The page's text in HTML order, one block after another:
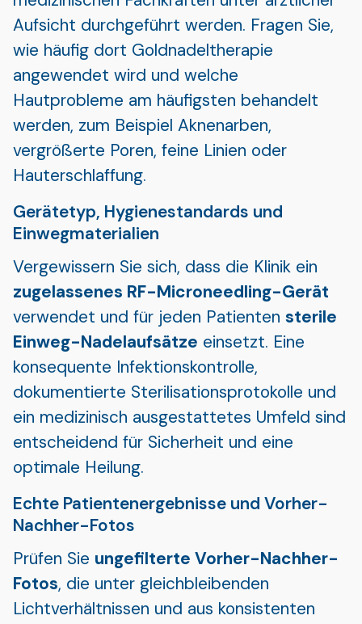
Aufsicht durchgeführt werden. Fragen Sie,
wie häufig dort Goldnadeltherapie
angewendet wird und welche
Hautprobleme am häufigsten behandelt
werden, zum Beispiel Aknenarben,
vergrößerte Poren, feine Linien oder
Hauterschlaffung.
Gerätetyp, Hygienestandards und
Einwegmaterialien
Vergewissern Sie sich, dass die Klinik ein
zugelassenes RF-Microneedling-Gerät
verwendet und für jeden Patienten sterile
Einweg-Nadelaufsätze einsetzt. Eine
konsequente Infektionskontrolle,
dokumentierte Sterilisationsprotokolle und
ein medizinisch ausgestattetes Umfeld sind
entscheidend für Sicherheit und eine
optimale Heilung.
Echte Patientenergebnisse und Vorher-
Nachher-Fotos
Prüfen Sie ungefilterte Vorher-Nachher-
Fotos, die unter gleichbleibenden
Lichtverhältnissen und aus konsistenten